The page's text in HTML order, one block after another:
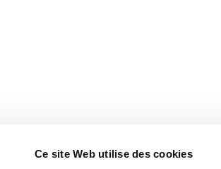
Ce site Web utilise des cookies